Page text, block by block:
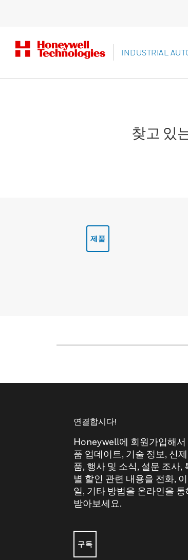
INDUSTRIAL
찾고 있
제품
연결합시다!
Honeywell에 회원가입해서
품 업데이트, 기술 정보, 신제
품, 행사 및 소식, 설문 조사,
별 할인 관련 내용을 전화,
일, 기타 방법을 온라인을 통
받아보세요.
구독